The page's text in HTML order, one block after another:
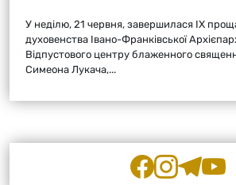
У неділю, 21 червня, завершилася ІХ
духовенства Івано-Франківської
Відпустового центру блаженного
Симеона Лукача,...